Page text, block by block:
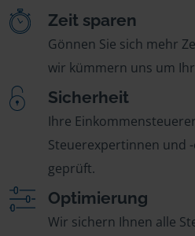
Zeit sparen
Gönnen Sie sich mehr
wir kümmern uns um
Sicherheit
Ihre
Steuerexpertinnen und
geprüft.
Optimierung
Wir sichern Ihnen alle